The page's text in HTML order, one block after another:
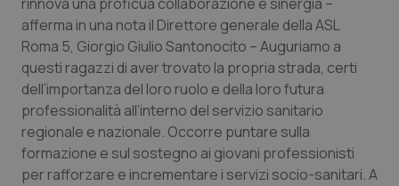
Molise
Piemonte
Provincia Autonoma di Bolzano
Provincia Autonoma di Trento
Epatiti
HIV
Infezioni & Febbre
Ipertensione & Scompenso
afferma in una nota il Direttore generale della ASL
Roma 5, Giorgio Giulio Santonocito – Auguriamo a
questi ragazzi di aver trovato la propria strada, certi
dell’importanza del loro ruolo e della loro futura
professionalità all’interno del servizio sanitario
regionale e nazionale. Occorre puntare sulla
formazione e sul sostegno ai giovani professionisti
per rafforzare e incrementare i servizi socio-sanitari. A